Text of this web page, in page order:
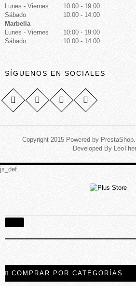
Lunes - Viernes
10:00 - 19:00
Sábado
10:00 - 14:00
Marbella
Lunes - Viernes
10:00 - 19:00
Sábado
10:00 - 14:00
SÍGUENOS EN SOCIALES
Copyright 2015 Powered by
Developed By
js_def
Navegación
COMPRAR POR CATEGORÍAS